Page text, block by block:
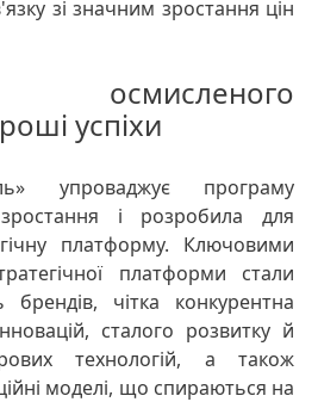
зі значним зростання цін
осмисленого
успіхи
упроваджує програму
і розробила для
платформу. Ключовими
платформи стали
чітка конкурентна
сталого розвитку й
технологій, а також
моделі, що спираються на